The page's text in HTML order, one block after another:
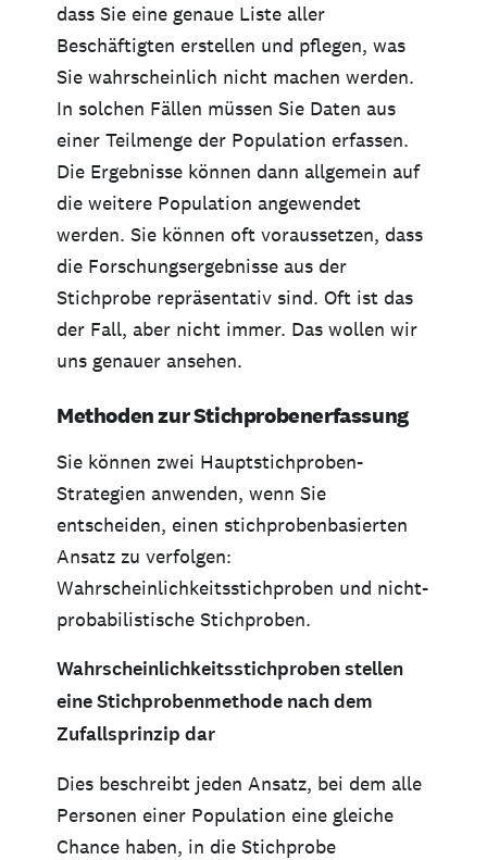
dass Sie eine genaue Liste aller
Beschäftigten erstellen und pflegen, was
Sie wahrscheinlich nicht machen werden.
In solchen Fällen müssen Sie Daten aus
einer Teilmenge der Population erfassen.
Die Ergebnisse können dann allgemein auf
die weitere Population angewendet
werden. Sie können oft voraussetzen, dass
die Forschungsergebnisse aus der
Stichprobe repräsentativ sind. Oft ist das
der Fall, aber nicht immer. Das wollen wir
uns genauer ansehen.
Methoden zur Stichprobenerfassung
Sie können zwei Hauptstichproben-
Strategien anwenden, wenn Sie
entscheiden, einen stichprobenbasierten
Ansatz zu verfolgen:
Wahrscheinlichkeitsstichproben und nicht-
probabilistische Stichproben.
Wahrscheinlichkeitsstichproben stellen
eine Stichprobenmethode nach dem
Zufallsprinzip dar
Dies beschreibt jeden Ansatz, bei dem alle
Personen einer Population eine gleiche
Chance haben, in die Stichprobe